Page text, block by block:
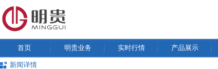
首页 明贵业务 实时行情 产品展示
新闻详情